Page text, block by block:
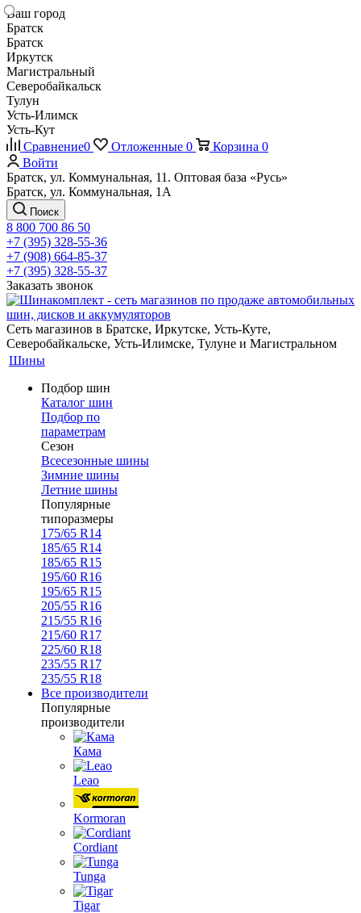
Ваш город
Братск
Братск
Иркутск
Магистральный
Северобайкальск
Тулун
Усть-Илимск
Усть-Кут
Сравнение0 Отложенные 0 Корзина 0
Войти
Братск, ул. Коммунальная, 11. Оптовая база «Русь»
Братск, ул. Коммунальная, 1А
Поиск
8 800 700 86 50
+7 (395) 328-55-36
+7 (908) 664-85-37
+7 (395) 328-55-37
Заказать звонок
Сеть магазинов в Братске, Иркутске, Усть-Куте,
Северобайкальске, Усть-Илимске, Тулуне и Магистральном
Шины
Подбор шин
Каталог шин
Подбор по
параметрам
Сезон
Всесезонные шины
Зимние шины
Летние шины
Популярные
типоразмеры
175/65 R14
185/65 R14
185/65 R15
195/60 R16
195/65 R15
205/55 R16
215/55 R16
215/60 R17
225/60 R18
235/55 R17
235/55 R18
Все производители
Популярные
производители
Кама
Leao
Kormoran
Cordiant
Tunga
Tigar